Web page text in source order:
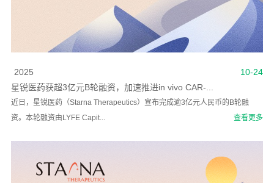
10-24
2025
星锐医药获超3亿元B轮融资，加速推进in vivo CAR-...
近日，星锐医药（Starna Therapeutics）宣布完成逾3亿元人民币的B轮融
资。本轮融资由LYFE Capit...
查看更多